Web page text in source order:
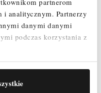
i analitycznym. Partnerzy
danymi danymi
podczas korzystania z